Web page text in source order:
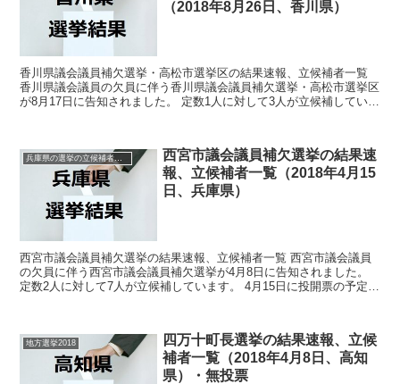
（2018年8月26日、香川県）
香川県議会議員補欠選挙・高松市選挙区の結果速報、立候補者一覧
香川県議会議員の欠員に伴う香川県議会議員補欠選挙・高松市選挙区
が8月17日に告知されました。 定数1人に対して3人が立候補していま
兵庫県の選挙の立候補者と結果速報一覧
西宮市議会議員補欠選挙の結果速
報、立候補者一覧（2018年4月15
日、兵庫県）
西宮市議会議員補欠選挙の結果速報、立候補者一覧 西宮市議会議員
の欠員に伴う西宮市議会議員補欠選挙が4月8日に告知されました。
定数2人に対して7人が立候補しています。 4月15日に投開票の予定で
地方選挙2018
四万十町長選挙の結果速報、立候
補者一覧（2018年4月8日、高知
県）・無投票